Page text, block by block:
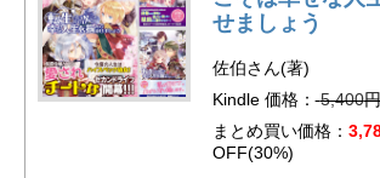
せましょう
佐伯さん(著)
Kindle 価格： 5,400円
まとめ買い価格：
OFF(30%)